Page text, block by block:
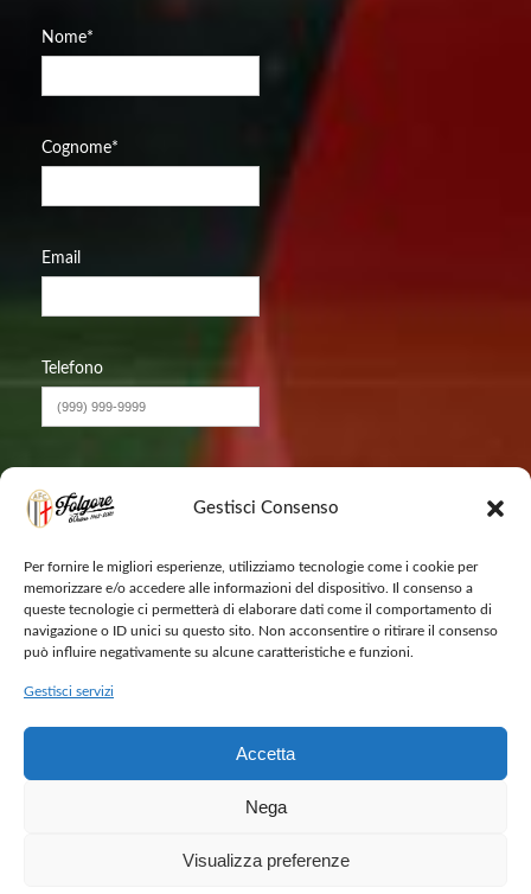
Gestisci Consenso
Per fornire le migliori esperienze, utilizziamo tecnologie come i cookie per
memorizzare e/o accedere alle informazioni del dispositivo. Il consenso a
queste tecnologie ci permetterà di elaborare dati come il comportamento di
navigazione o ID unici su questo sito. Non acconsentire o ritirare il consenso
può influire negativamente su alcune caratteristiche e funzioni.
Gestisci servizi
Accetta
Nega
Visualizza preferenze
Nome*
Cognome*
Email
Telefono
2026 © Folgore Legnano - All Rights Reserved